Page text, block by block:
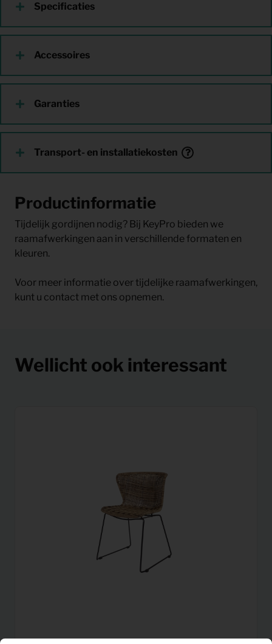
Specificaties
Accessoires
Garanties
Transport- en installatiekosten
Productinformatie
Tijdelijk gordijnen nodig? Bij KeyPro bieden we
raamafwerkingen aan in verschillende formaten en
kleuren.
Voor meer informatie over tijdelijke raamafwerkingen,
kunt u contact met ons opnemen.
Wellicht ook interessant